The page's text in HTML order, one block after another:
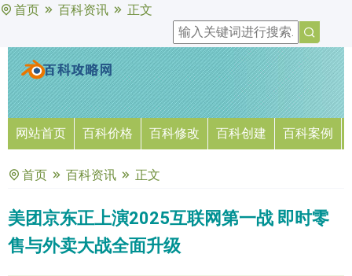
首页 百科资讯 正文
网站首页 百科价格 百科修改 百科创建 百科案例
首页 百科资讯 正文
美团京东正上演2025互联网第一战 即时零
售与外卖大战全面升级